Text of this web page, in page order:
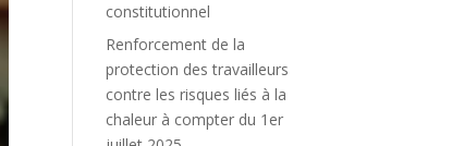
constitutionnel
Renforcement de la
protection des travailleurs
contre les risques liés à la
chaleur à compter du 1er